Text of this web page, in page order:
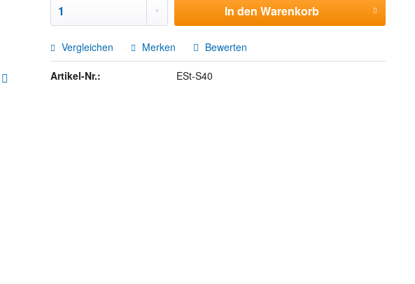
In den Warenkorb
Vergleichen Merken Bewerten
Artikel-Nr.: ESt-S40